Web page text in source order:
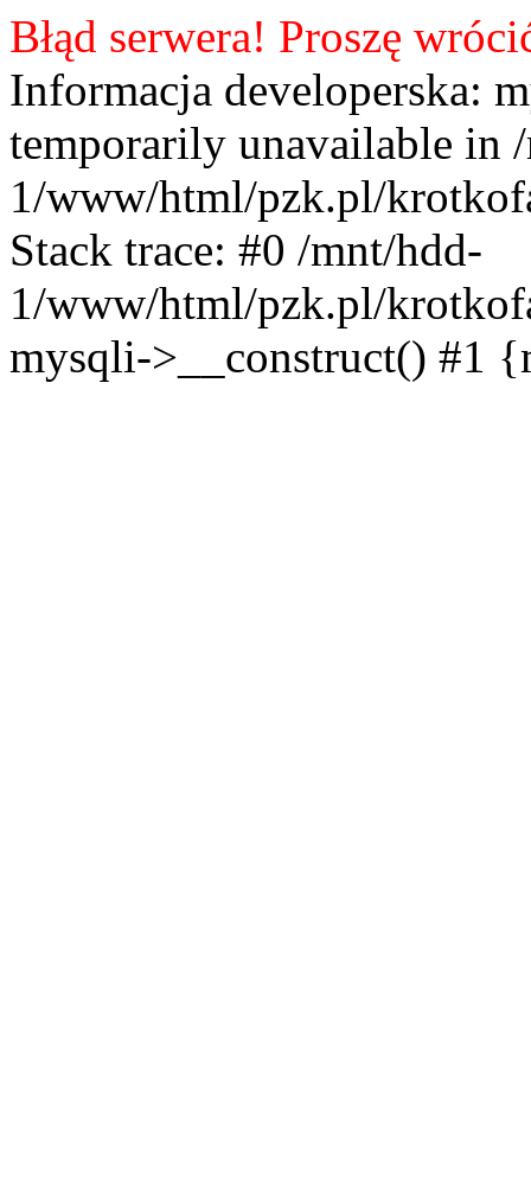
Błąd serwera! Proszę
Informacja developerska:
temporarily unavailable in
1/www/html/pzk.pl/
Stack trace: #0 /mnt/hdd-
1/www/html/pzk.pl/
mysqli->__construct() #1